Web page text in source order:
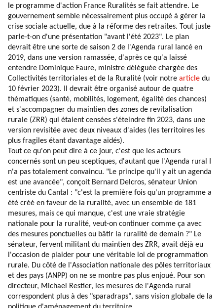
le programme d'action France Ruralités se fait attendre. Le
gouvernement semble nécessairement plus occupé à gérer la
crise sociale actuelle, due à la réforme des retraites. Tout juste
parle-t-on d'une présentation "avant l'été 2023". Le plan
devrait être une sorte de saison 2 de l'Agenda rural lancé en
2019, dans une version ramassée, d'après ce qu'a laissé
entendre Dominique Faure, ministre déléguée chargée des
Collectivités territoriales et de la Ruralité (voir notre article du
10 février 2023). Il devrait être organisé autour de quatre
thématiques (santé, mobilités, logement, égalité des chances)
et s'accompagner du maintien des zones de revitalisation
rurale (ZRR) qui étaient censées s'éteindre fin 2023, dans une
version revisitée avec deux niveaux d'aides (les territoires les
plus fragiles étant davantage aidés).
Tout ce qu'on peut dire à ce jour, c'est que les acteurs
concernés sont un peu sceptiques, d'autant que l'Agenda rural I
n'a pas totalement convaincu. "Le principe qu'il y ait un agenda
est une avancée", conçoit Bernard Delcros, sénateur Union
centriste du Cantal : "c'est la première fois qu'un programme a
été créé en faveur de la ruralité, avec un ensemble de 181
mesures, mais ce qui manque, c'est une vraie stratégie
nationale pour la ruralité, veut-on continuer comme ça avec
des mesures ponctuelles ou bâtir la ruralité de demain ?" Le
sénateur, fervent militant du maintien des ZRR, avait déjà eu
l'occasion de plaider pour une véritable loi de programmation
rurale. Du côté de l'Association nationale des pôles territoriaux
et des pays (ANPP) on ne se montre pas plus enjoué. Pour son
directeur, Michael Restier, les mesures de l'Agenda rural
correspondent plus à des "sparadraps", sans vision globale de la